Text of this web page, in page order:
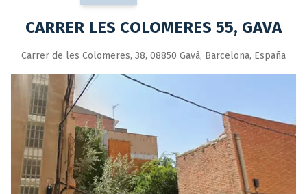
CARRER LES COLOMERES 55, GAVA
Carrer de les Colomeres, 38, 08850 Gavà, Barcelona, España